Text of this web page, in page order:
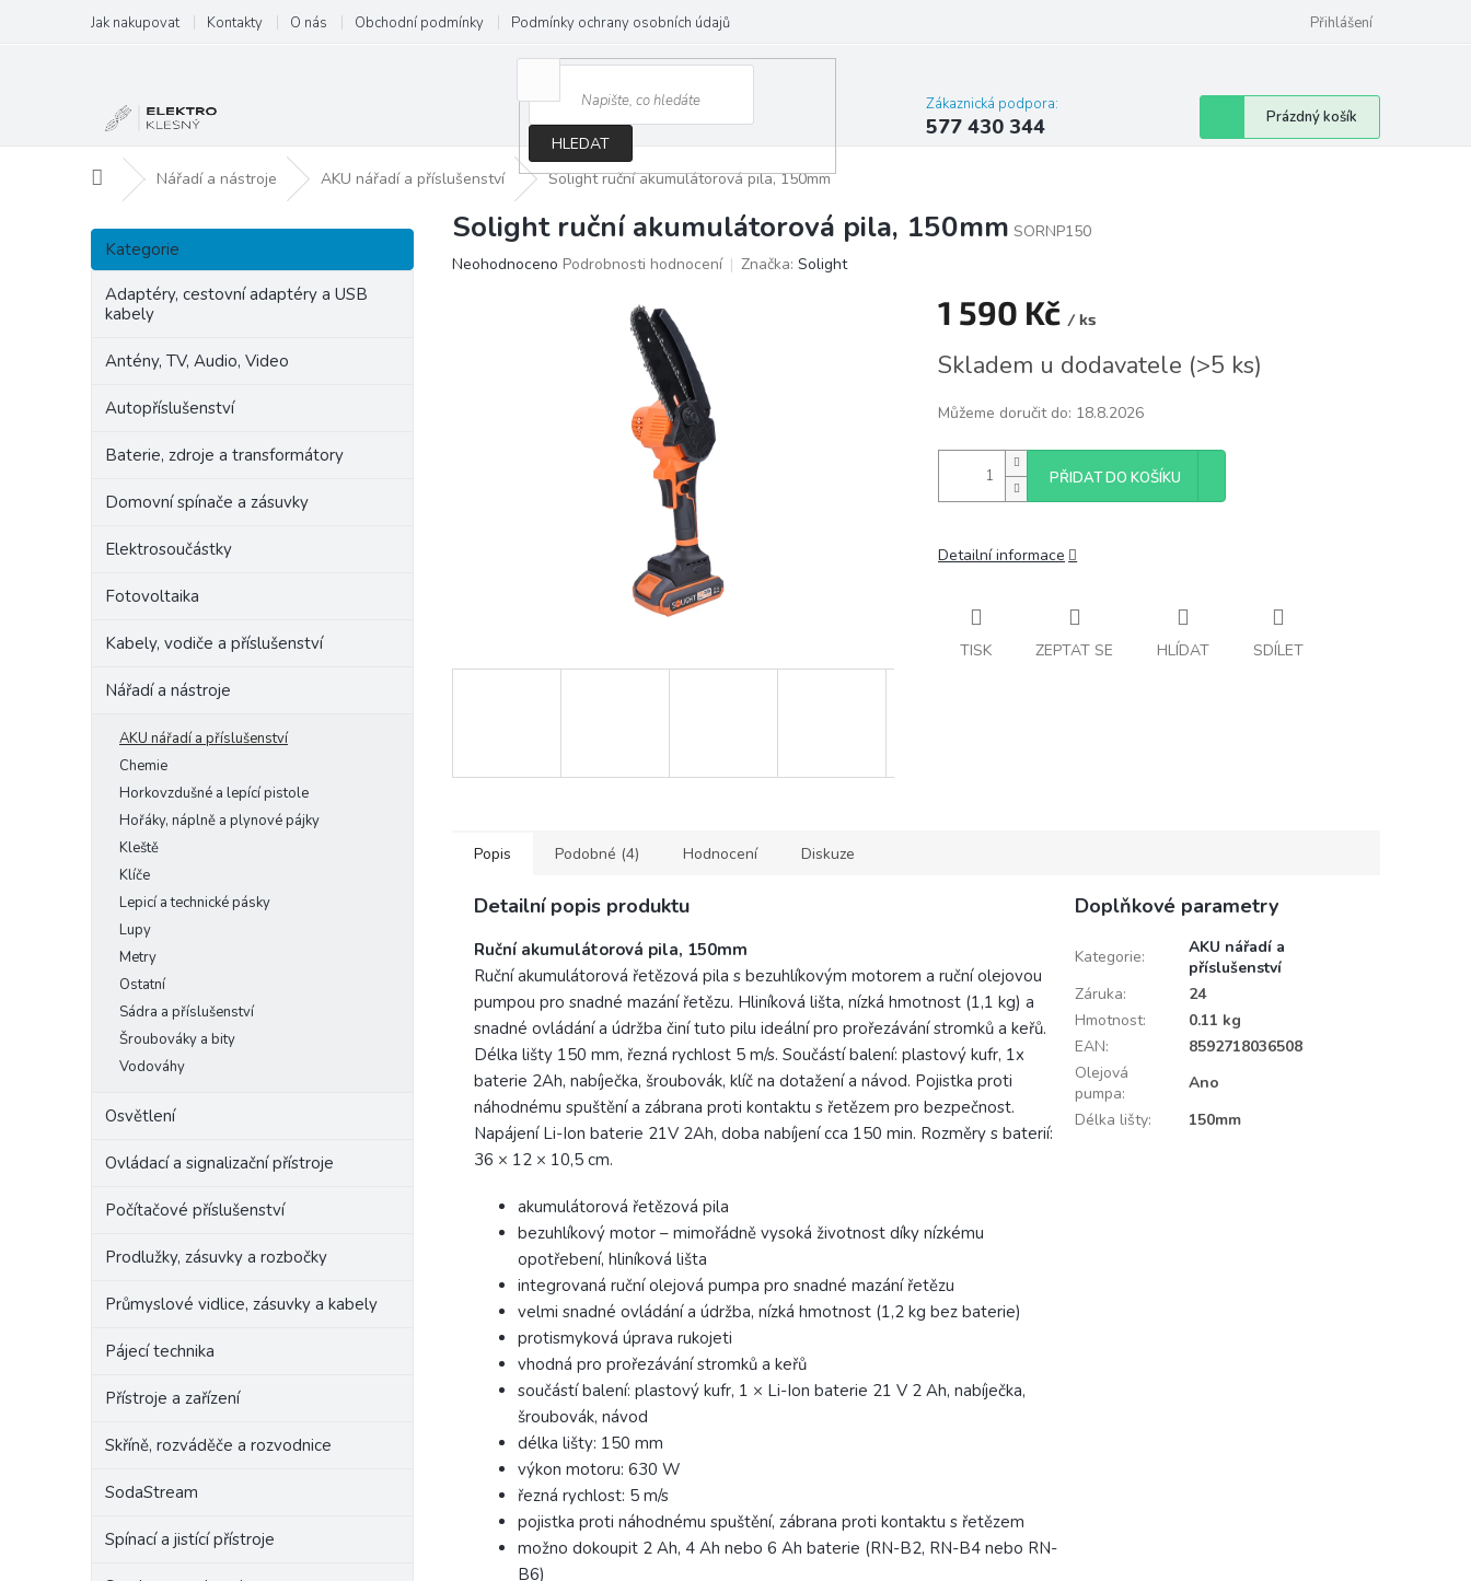
obsah
Jak nakupovat Kontakty O nás Obchodní podmínky Podmínky ochrany osobních údajů Přihlášení
HLEDAT
Zákaznická podpora:
577 430 344
Nákupní
košík
Prázdný košík
Domů Nářadí a nástroje AKU nářadí a příslušenství Solight ruční akumulátorová pila, 150mm
P
s
Přeskočit
kategorie
Kategorie
Adaptéry, cestovní adaptéry a USB
kabely
Antény, TV, Audio, Video
Autopříslušenství
Baterie, zdroje a transformátory
Domovní spínače a zásuvky
Elektrosoučástky
Fotovoltaika
Kabely, vodiče a příslušenství
Nářadí a nástroje
AKU nářadí a příslušenství
Chemie
Horkovzdušné a lepící pistole
Hořáky, náplně a plynové pájky
Kleště
Klíče
Lepicí a technické pásky
Lupy
Metry
Ostatní
Sádra a příslušenství
Šroubováky a bity
Vodováhy
Osvětlení
Ovládací a signalizační přístroje
Počítačové příslušenství
Prodlužky, zásuvky a rozbočky
Průmyslové vidlice, zásuvky a kabely
Pájecí technika
Přístroje a zařízení
Skříně, rozváděče a rozvodnice
SodaStream
Spínací a jistící přístroje
Solight ruční akumulátorová pila, 150mm SORNP150
Průměrné
Neohodnoceno Podrobnosti hodnocení Značka: Solight
1 590 Kč / ks
cena:
Skladem u dodavatele (>5 ks)
Můžeme doručit do: 18.8.2026
PŘIDAT DO KOŠÍKU
Detailní informace
TISK ZEPTAT SE HLÍDAT SDÍLET
Popis Podobné (4) Hodnocení Diskuze
Detailní popis produktu
Ruční akumulátorová pila, 150mm
Ruční akumulátorová řetězová pila s bezuhlíkovým motorem a ruční olejovou
pumpou pro snadné mazání řetězu. Hliníková lišta, nízká hmotnost (1,1 kg) a
snadné ovládání a údržba činí tuto pilu ideální pro prořezávání stromků a keřů.
Délka lišty 150 mm, řezná rychlost 5 m/s. Součástí balení: plastový kufr, 1x
baterie 2Ah, nabíječka, šroubovák, klíč na dotažení a návod. Pojistka proti
náhodnému spuštění a zábrana proti kontaktu s řetězem pro bezpečnost.
Napájení Li-Ion baterie 21V 2Ah, doba nabíjení cca 150 min. Rozměry s baterií:
36 × 12 × 10,5 cm.
akumulátorová řetězová pila
bezuhlíkový motor – mimořádně vysoká životnost díky nízkému
opotřebení, hliníková lišta
integrovaná ruční olejová pumpa pro snadné mazání řetězu
velmi snadné ovládání a údržba, nízká hmotnost (1,2 kg bez baterie)
protismyková úprava rukojeti
vhodná pro prořezávání stromků a keřů
součástí balení: plastový kufr, 1 × Li-Ion baterie 21 V 2 Ah, nabíječka,
šroubovák, návod
délka lišty: 150 mm
výkon motoru: 630 W
řezná rychlost: 5 m/s
pojistka proti náhodnému spuštění, zábrana proti kontaktu s řetězem
možno dokoupit 2 Ah, 4 Ah nebo 6 Ah baterie (RN-B2, RN-B4 nebo RN-
B6)
Doplňkové parametry
Kategorie:
AKU nářadí a
příslušenství
Záruka:
24
Hmotnost:
0.11 kg
EAN:
8592718036508
Olejová
pumpa:
Ano
Délka lišty: 150mm